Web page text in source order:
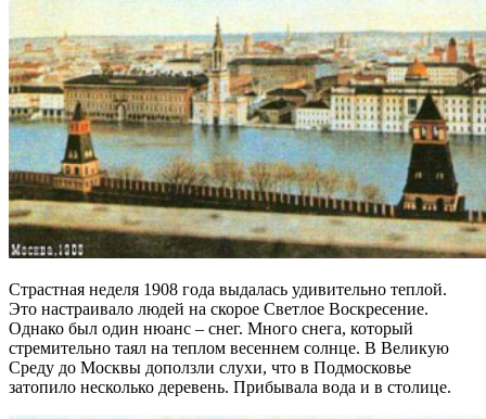
Страстная неделя 1908 года выдалась удивительно теплой.
Это настраивало людей на скорое Светлое Воскресение.
Однако был один нюанс – снег. Много снега, который
стремительно таял на теплом весеннем солнце. В Великую
Среду до Москвы доползли слухи, что в Подмосковье
затопило несколько деревень. Прибывала вода и в столице.